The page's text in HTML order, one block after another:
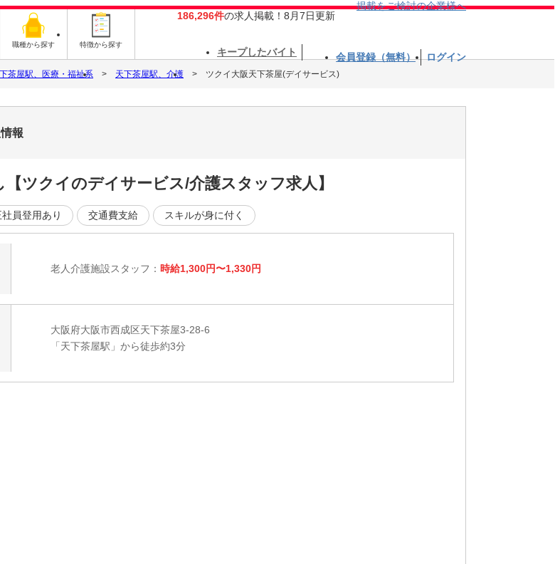
職種から探す 特徴から探す
186,296件の求人掲載！8月7日更新
掲載をご検討の企業様へ
キープしたバイト 会員登録（無料） ログイン
茶屋駅、医療・福祉系 天下茶屋駅、介護 ツクイ大阪天下茶屋(デイサービス)
報
ツクイのデイサービス/介護スタッフ求人】
社員登用あり 交通費支給 スキルが身に付く
老人介護施設スタッフ： 時給1,300円〜1,330円
大阪府大阪市西成区天下茶屋3-28-6
「天下茶屋駅」から徒歩約3分